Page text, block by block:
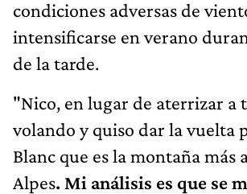
condiciones adversas de
intensificarse en verano
de la tarde.
"Nico, en lugar de aterrizar a
volando y quiso dar la vuelta
Blanc que es la montaña más
Alpes. Mi análisis es que se